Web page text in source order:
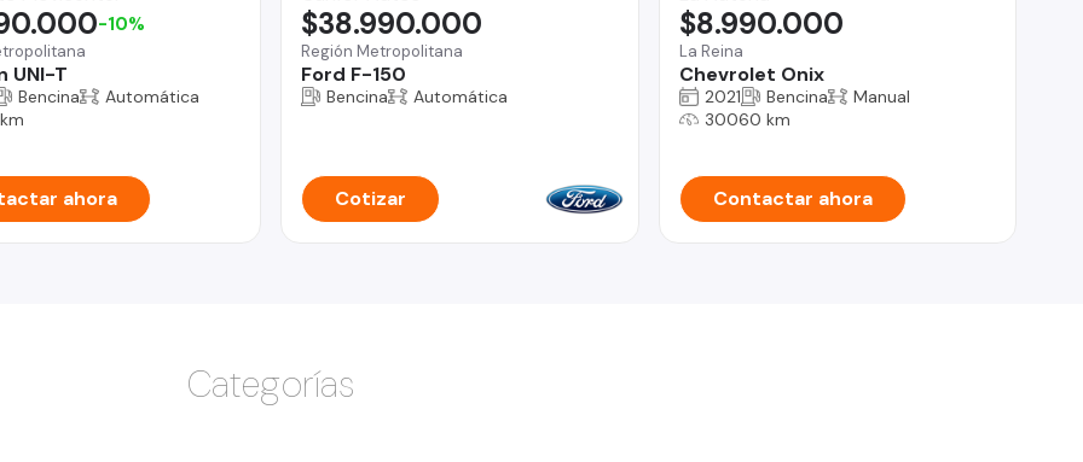
UNI-T
-10%
Bencina
Automática
ahora
Región Metropolitana
Ford F-150
$38.990.000
Bencina Automática
Cotizar
La Reina
Chevrolet Onix
$8.990.000
2021 Bencina
Manual
30060 km
Contactar ahora
Categorías